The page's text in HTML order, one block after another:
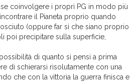
coinvolgere i propri PG in modo più
il Pianeta proprio quando
(oppure far sì che siano proprio
poi precipitare sulla superficie,
di quanto si pensi a prima
di schierarsi risolutamente con una
che con la vittoria la guerra finisca e